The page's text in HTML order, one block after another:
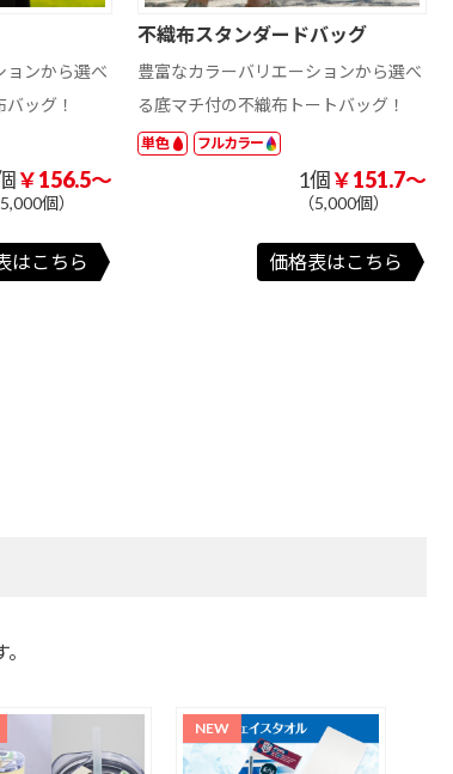
ョンから選べ
ッグ！
￥156.5～
5,000個）
はこちら
不織布スタンダードバッグ
豊富なカラーバリエーションから選べ
る底マチ付の不織布トートバッグ！
単色 フルカラー
1個￥151.7～
（5,000個）
価格表はこちら